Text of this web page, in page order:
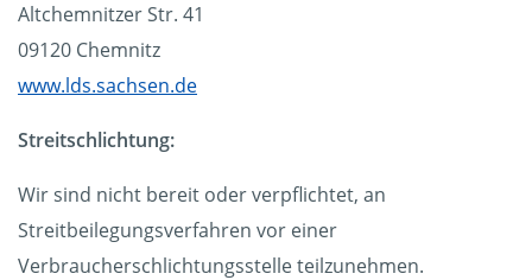
Altchemnitzer Str. 41
09120 Chemnitz
www.lds.sachsen.de
Streitschlichtung:
Wir sind nicht bereit oder verpflichtet, an
Streitbeilegungsverfahren vor einer
Verbraucherschlichtungsstelle teilzunehmen.